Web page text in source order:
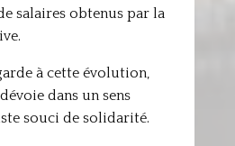
salaires obtenus par la
à cette évolution,
dans un sens
souci de solidarité.